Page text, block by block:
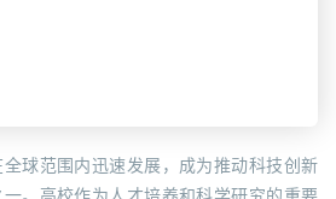
球范围内迅速发展，成为推动科技创新